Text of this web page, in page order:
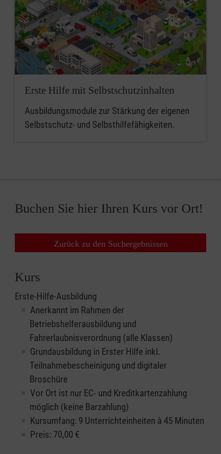
Erste Hilfe mit Selbstschutzinhalten
Ausbildungsmodule zur Stärkung der eigenen
Selbstschutz- und Selbsthilfefähigkeiten.
Buchen Sie hier Ihren Kurs vor Ort!
Zurück zu den Suchergebnissen
Kurs
Erste-Hilfe-Ausbildung
Anerkannt im Rahmen der
Betriebshelferausbildung und
Fahrerlaubnisverordnung (alle Klassen)
Grundausbildung in Erster Hilfe inkl.
Teilnahmebescheinigung und digitaler
Broschüre
Vor Ort ist nur EC- und Kreditkartenzahlung
möglich (keine Barzahlung)
Kursumfang: 9 Unterrichteinheiten à 45 Minuten
Preis: 70,00 €